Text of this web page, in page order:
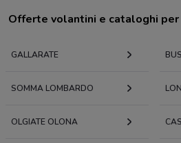
Offerte volantini e cataloghi
GALLARATE
SOMMA LOMBARDO
OLGIATE OLONA